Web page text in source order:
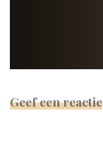
Geef een reactie